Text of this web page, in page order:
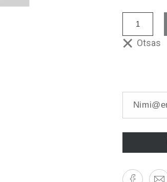
Otsas